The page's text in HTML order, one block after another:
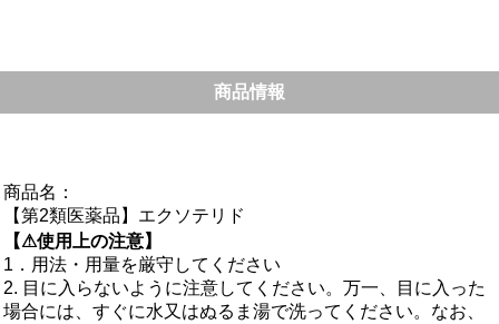
商品情報
商品名：
【第2類医薬品】エクソテリド
【⚠使用上の注意】
1．用法・用量を厳守してください
2. 目に入らないように注意してください。万一、目に入った
場合には、すぐに水又はぬるま湯で洗ってください。なお、